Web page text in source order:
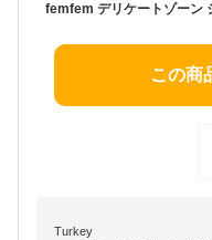
この商
Turkey